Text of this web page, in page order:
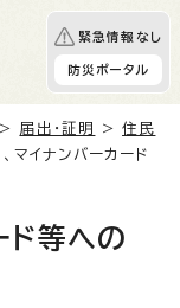
緊急情報なし
防災ポータル
> 届出・証明 >住民
マイナンバーカード
ド等への